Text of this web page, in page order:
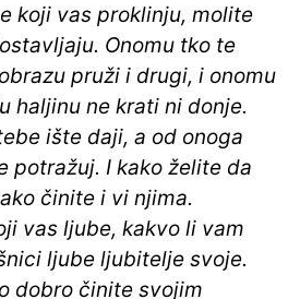
koji vas proklinju, molite
Onomu tko te
pruži i drugi, i onomu
haljinu ne krati ni donje.
ište daji, a od onoga
potražuj. I kako želite da
činite i vi njima.
vas ljube, kakvo li vam
ljube ljubitelje svoje.
dobro činite svojim